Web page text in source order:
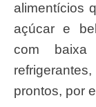
alimentícios
açúcar e
com baixa
prontos, por